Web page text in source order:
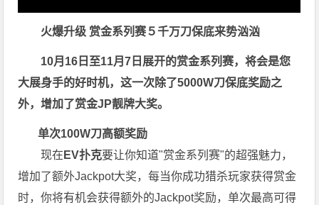
火爆升级 赏金系列赛５千万刀保底来势汹汹
10月16日至11月7日展开的赏金系列赛，将会是您
大展身手的好时机，这一次除了5000W刀保底奖励之
外，增加了赏金JP靓牌大奖。
单次100W刀高额奖励
现在 EV扑克要让你知道"赏金系列赛"的超强魅力，
增加了额外Jackpot大奖，每当你成功猎杀玩家获得赏金
时，你将有机会获得额外的Jackpot奖励，单次最高可得